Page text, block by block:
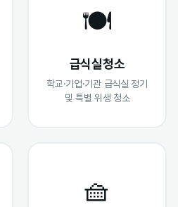
🍽️
급식실청소
학교·기업·기관 급식실 정기
및 특별 위생 청소
🧺